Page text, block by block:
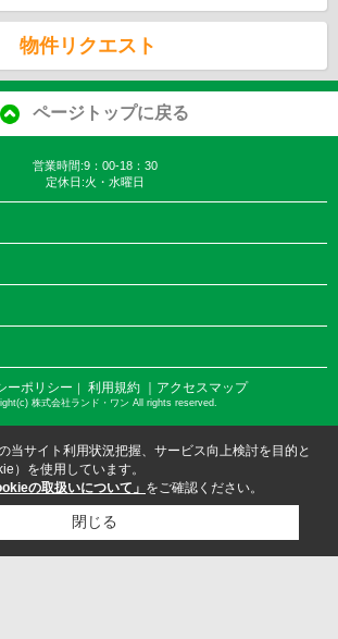
物件リクエスト
ページトップに戻る
営業時間:9：00-18：30
定休日:火・水曜日
ーポリシー 利用規約 ｜アクセスマップ
株式会社ランド・ワン All rights reserved.
当サイト利用状況把握、サービス向上検討を目的と
）を使用しています。
の取扱いについて」 をご確認ください。
閉じる